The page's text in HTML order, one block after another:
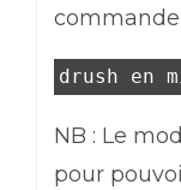
drush en
NB : Le
pour